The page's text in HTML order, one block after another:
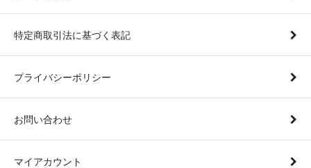
特定商取引法に基づく表記
プライバシーポリシー
お問い合わせ
マイアカウント